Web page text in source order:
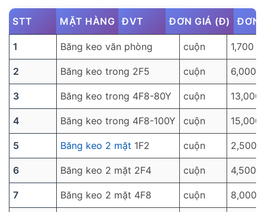
STT MẶT HÀNG ĐVT ĐƠN GIÁ (Đ) ĐƠN
1 Băng keo văn phòng cuộn 1,700
2 Băng keo trong 2F5 cuộn 6,000
3 Băng keo trong 4F8-80Y cuộn 13,000
4 Băng keo trong 4F8-100Y cuộn 15,000
5 Băng keo 2 mặt 1F2 cuộn 2,500
6 Băng keo 2 mặt 2F4 cuộn 4,500
7 Băng keo 2 mặt 4F8 cuộn 8,000